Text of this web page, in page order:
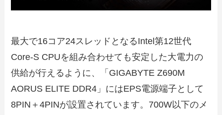
最大で16コア24スレッドとなるIntel第12世代
Core-S CPUを組み合わせても安定した大電力の
供給が行えるように、「GIGABYTE Z690M
AORUS ELITE DDR4」にはEPS電源端子として
8PIN＋4PINが設置されています。700W以下のメ